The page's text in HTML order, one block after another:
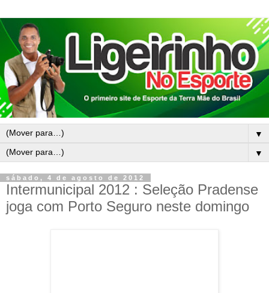
▼
▼
sábado, 4 de agosto de 2012
Intermunicipal 2012 : Seleção Pradense
joga com Porto Seguro neste domingo